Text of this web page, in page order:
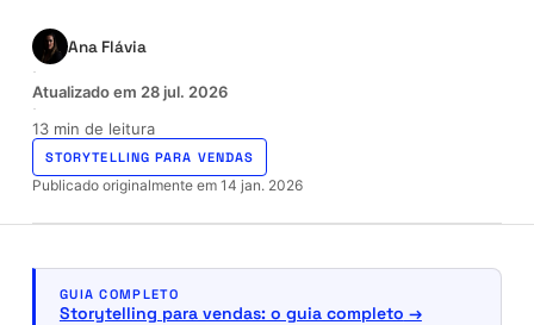
Ana Flávia
·
Atualizado em 28 jul. 2026
·
13 min de leitura
STORYTELLING PARA VENDAS
Publicado originalmente em 14 jan. 2026
GUIA COMPLETO
Storytelling para vendas: o guia completo